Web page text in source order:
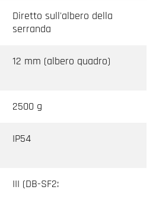
Diretto sull'albero della
serranda
12 mm (albero quadro)
2500 g
IP54
III (DB-SF2: